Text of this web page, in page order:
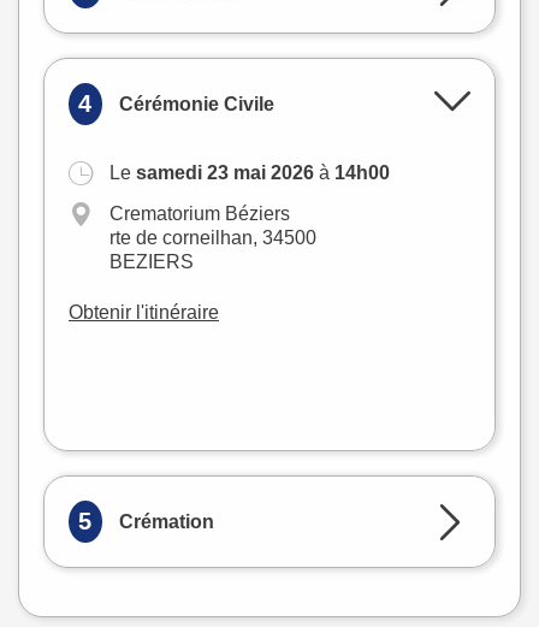
4 Cérémonie Civile
Le samedi 23 mai 2026 à 14h00
Crematorium Béziers
rte de corneilhan, 34500
BEZIERS
Obtenir l'itinéraire
5 Crémation